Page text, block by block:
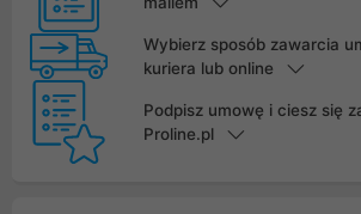
Wybierz sposób zawarcia
kuriera lub online
Podpisz umowę i ciesz się
Proline.pl